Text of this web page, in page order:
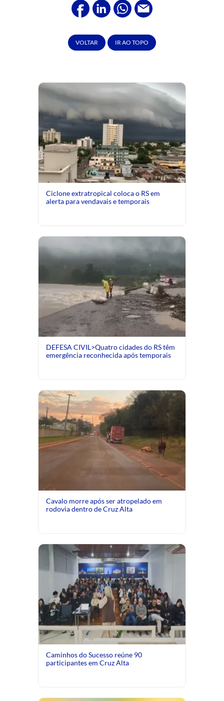
VOLTAR IR AO TOPO
Ciclone extratropical coloca o RS em
alerta para vendavais e temporais
DEFESA CIVIL>Quatro cidades do RS têm
emergência reconhecida após temporais
Cavalo morre após ser atropelado em
rodovia dentro de Cruz Alta
Caminhos do Sucesso reúne 90
participantes em Cruz Alta